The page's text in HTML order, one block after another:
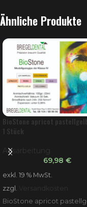
Ähnliche Produkte
BioStone apricot
1 Stück
Ausarbeitung
69,98 €
exkl. 19 % MwSt.
zzgl. Versandkosten
BioStone apricot